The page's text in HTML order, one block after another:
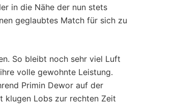
in die Nähe der nun stets
geglaubtes Match für sich zu
So bleibt noch sehr viel Luft
volle gewohnte Leistung.
Primin Dewor auf der
klugen Lobs zur rechten Zeit